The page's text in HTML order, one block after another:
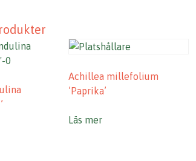
Achillea millefolium
’Paprika’
Läs mer